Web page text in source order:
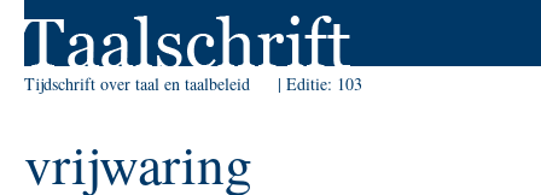
Skip to Navigation
Tijdschrift over taal en taalbeleid Editie: 103
vrijwaring